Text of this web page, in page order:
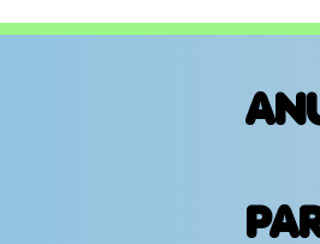
DEL APERTURA 2021 DE